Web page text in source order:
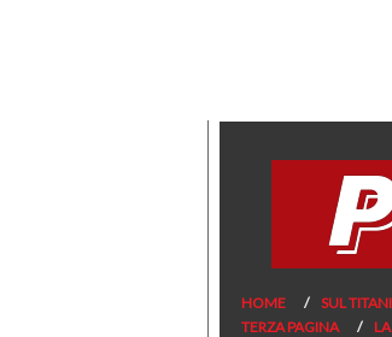
HOME SUL
TERZA PAGINA